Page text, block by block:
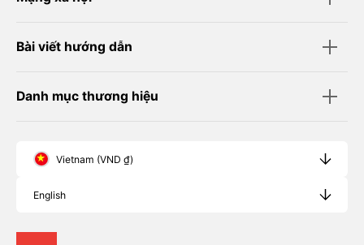
Bài viết hướng dẫn
Danh mục thương hiệu
Vietnam (VND ₫)
English